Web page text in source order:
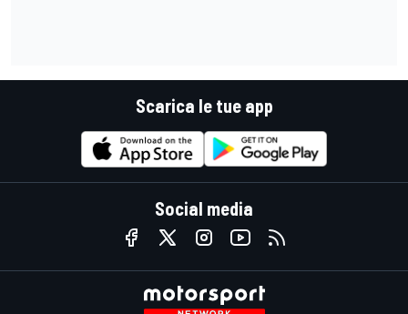
Scarica le tue app
Social media